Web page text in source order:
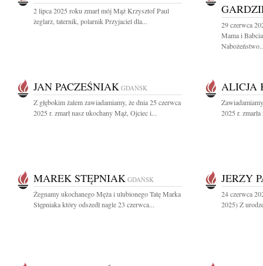
2 lipca 2025 roku zmarł mój Mąż Krzysztof Paul
żeglarz, taternik, polarnik Przyjaciel dla...
29 czerwca
Mama i
JAN PACZEŚNIAK GDAŃSK
Z głębokim żalem zawiadamiamy, że dnia 25 czerwca
2025 r. zmarł nasz ukochany Mąż, Ojciec i...
ALICJA
2025 r.
MAREK STĘPNIAK GDAŃSK
Żegnamy ukochanego Męża i ulubionego Tatę Marka
Stępniaka który odszedł nagle 23 czerwca...
JERZY
24 czerwca
2025) Z